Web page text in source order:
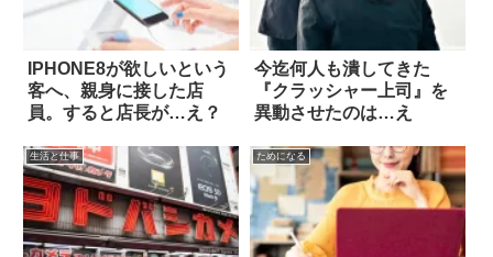
IPHONE8が欲しいという
客へ、親身に接した店
員。すると店長が…え？
今迄何人も潰してきた
『クラッシャー上司』を
異動させたのは…え
生活と仕事 ためになる